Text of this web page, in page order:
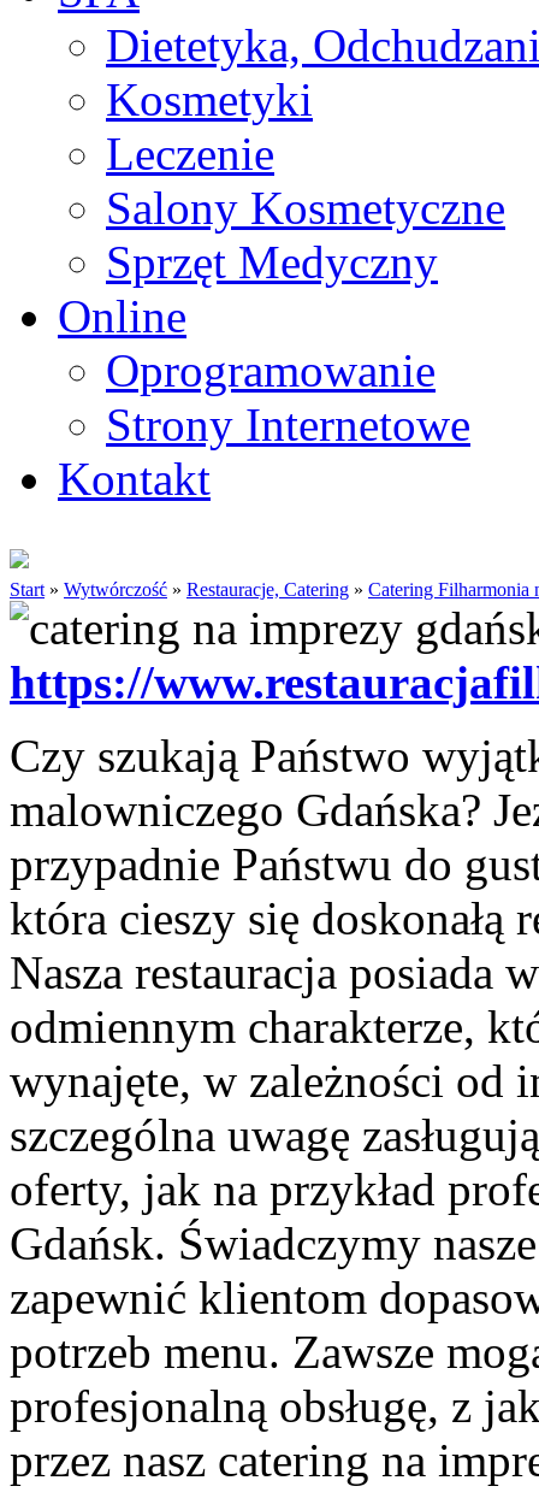
Dietetyka,
Kosmetyki
Leczenie
Salony Kosmetyczne
Sprzęt Medyczny
Online
Oprogramowanie
Strony Internetowe
Kontakt
Start » Wytwórczość » Restauracje, Catering » Catering Filharmonia
https://
Czy szukają Państwo
malowniczego Gdańska?
przypadnie Państwu do
która cieszy się doskonałą
Nasza restauracja posiada
odmiennym charakterze,
wynajęte, w zależności od
szczególna uwagę
oferty, jak na przykład
Gdańsk. Świadczymy
zapewnić klientom
potrzeb menu. Zawsze
profesjonalną obsługę, z
przez nasz catering na